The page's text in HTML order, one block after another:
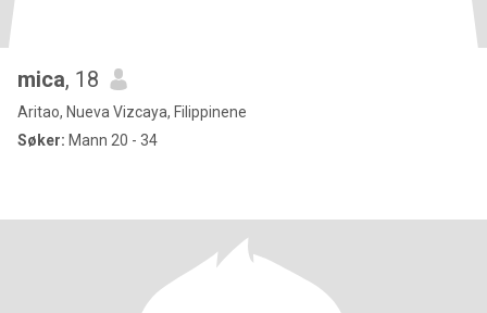
mica, 18
Aritao, Nueva Vizcaya, Filippinene
Søker: Mann 20 - 34